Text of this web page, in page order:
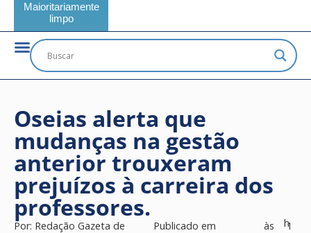
Maioritariamente
limpo
Oseias alerta que
mudanças na gestão
anterior trouxeram
prejuízos à carreira dos
professores.
Por: Redação Gazeta de
Publicado em
às
h1